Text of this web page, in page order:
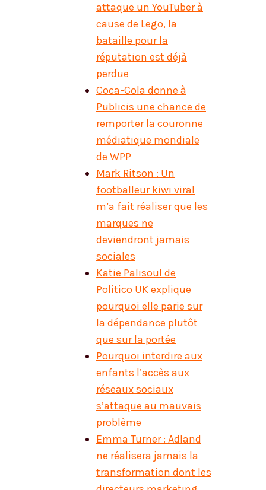
attaque un YouTuber à
cause de Lego, la
bataille pour la
réputation est déjà
perdue
Coca-Cola donne à
Publicis une chance de
remporter la couronne
médiatique mondiale
de WPP
Mark Ritson : Un
footballeur kiwi viral
m’a fait réaliser que les
marques ne
deviendront jamais
sociales
Katie Palisoul de
Politico UK explique
pourquoi elle parie sur
la dépendance plutôt
que sur la portée
Pourquoi interdire aux
enfants l’accès aux
réseaux sociaux
s’attaque au mauvais
problème
Emma Turner : Adland
ne réalisera jamais la
transformation dont les